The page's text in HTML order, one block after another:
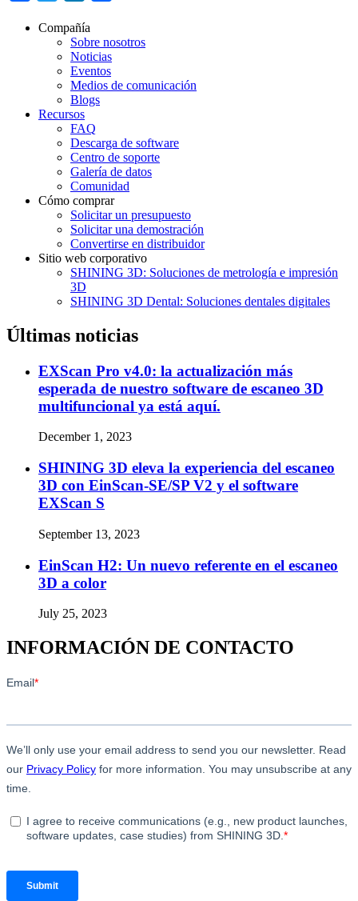
Compañía
Sobre nosotros
Noticias
Eventos
Medios de comunicación
Blogs
Recursos
FAQ
Descarga de software
Centro de soporte
Galería de datos
Comunidad
Cómo comprar
Solicitar un presupuesto
Solicitar una demostración
Convertirse en distribuidor
Sitio web corporativo
SHINING 3D: Soluciones de metrología e impresión
3D
SHINING 3D Dental: Soluciones dentales digitales
Últimas noticias
EXScan Pro v4.0: la actualización más
esperada de nuestro software de escaneo 3D
multifuncional ya está aquí.
December 1, 2023
SHINING 3D eleva la experiencia del escaneo
3D con EinScan-SE/SP V2 y el software
EXScan S
September 13, 2023
EinScan H2: Un nuevo referente en el escaneo
3D a color
July 25, 2023
INFORMACIÓN DE CONTACTO